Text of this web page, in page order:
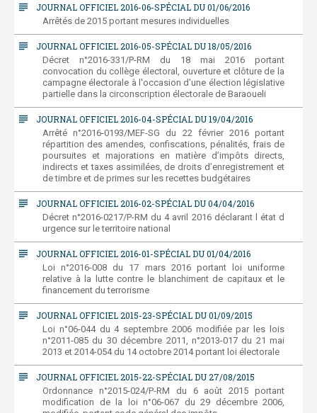
subject JOURNAL OFFICIEL 2016-06-SPÉCIAL DU 01/06/2016
Arrêtés de 2015 portant mesures individuelles
subject JOURNAL OFFICIEL 2016-05-SPÉCIAL DU 18/05/2016
Décret n°2016-331/P-RM du 18 mai 2016 portant
convocation du collège électoral, ouverture et clôture de la
campagne électorale à l'occasion d'une élection législative
partielle dans la circonscription électorale de Baraoueli
subject JOURNAL OFFICIEL 2016-04-SPÉCIAL DU 19/04/2016
Arrêté n°2016-0193/MEF-SG du 22 février 2016 portant
répartition des amendes, confiscations, pénalités, frais de
poursuites et majorations en matière d’impôts directs,
indirects et taxes assimilées, de droits d’enregistrement et
de timbre et de primes sur les recettes budgétaires
subject JOURNAL OFFICIEL 2016-02-SPÉCIAL DU 04/04/2016
Décret n°2016-0217/P-RM du 4 avril 2016 déclarant l état d
urgence sur le territoire national
subject JOURNAL OFFICIEL 2016-01-SPÉCIAL DU 01/04/2016
Loi n°2016-008 du 17 mars 2016 portant loi uniforme
relative à la lutte contre le blanchiment de capitaux et le
financement du terrorisme
subject JOURNAL OFFICIEL 2015-23-SPÉCIAL DU 01/09/2015
Loi n°06-044 du 4 septembre 2006 modifiée par les lois
n°2011-085 du 30 décembre 2011, n°2013-017 du 21 mai
2013 et 2014-054 du 14 octobre 2014 portant loi électorale
subject JOURNAL OFFICIEL 2015-22-SPÉCIAL DU 27/08/2015
Ordonnance n°2015-024/P-RM du 6 août 2015 portant
modification de la loi n°06-067 du 29 décembre 2006,